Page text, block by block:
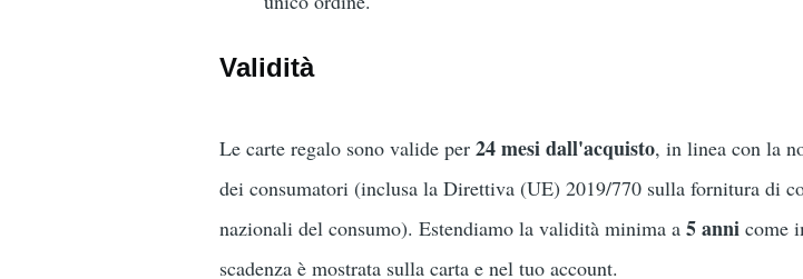
Validità
Le carte regalo sono valide per24 mesi dall'acquisto, in linea con la
dei consumatori (inclusa la Direttiva (UE) 2019/770 sulla fornitura di
nazionali del consumo). Estendiamo la validità minima a5 anni come
scadenza è mostrata sulla carta e nel tuo account.